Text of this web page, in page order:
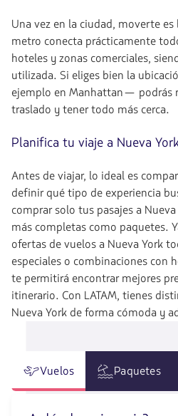
Una vez en la ciudad, moverte
metro conecta prácticamente
hoteles y zonas comerciales,
utilizada. Si eliges bien la
ejemplo en Manhattan— podrás
traslado y tener todo más cerca.
Planifica tu viaje a Nueva
Antes de viajar, lo ideal es
definir qué tipo de experiencia
comprar solo tus pasajes a
más completas como paquetes.
ofertas de vuelos a Nueva York
especiales o combinaciones con
te permitirá encontrar mejores
itinerario. Con LATAM, tienes
Nueva York de forma cómoda y
Vuelos Paquetes